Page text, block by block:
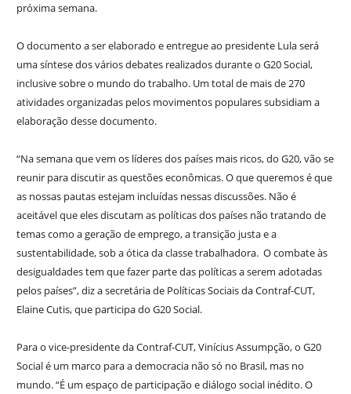
próxima semana.
O documento a ser elaborado e entregue ao presidente Lula será
uma síntese dos vários debates realizados durante o G20 Social,
inclusive sobre o mundo do trabalho. Um total de mais de 270
atividades organizadas pelos movimentos populares subsidiam a
elaboração desse documento.
“Na semana que vem os líderes dos países mais ricos, do G20, vão se
reunir para discutir as questões econômicas. O que queremos é que
as nossas pautas estejam incluídas nessas discussões. Não é
aceitável que eles discutam as políticas dos países não tratando de
temas como a geração de emprego, a transição justa e a
sustentabilidade, sob a ótica da classe trabalhadora. O combate às
desigualdades tem que fazer parte das políticas a serem adotadas
pelos países”, diz a secretária de Políticas Sociais da Contraf-CUT,
Elaine Cutis, que participa do G20 Social.
Para o vice-presidente da Contraf-CUT, Vinícius Assumpção, o G20
Social é um marco para a democracia não só no Brasil, mas no
mundo. “É um espaço de participação e diálogo social inédito. O